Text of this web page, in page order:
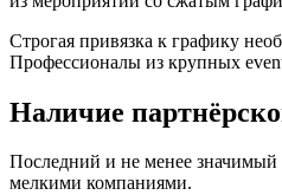
Строгая привязка к графику
Профессионалы из крупных
Наличие
Последний и не менее значимый
мелкими компаниями.